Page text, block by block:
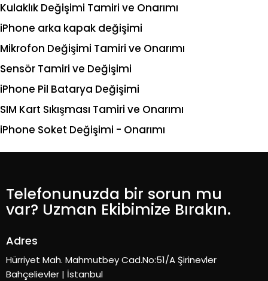
Kulaklık Değişimi Tamiri ve Onarımı
iPhone arka kapak değişimi
Mikrofon Değişimi Tamiri ve Onarımı
Sensör Tamiri ve Değişimi
iPhone Pil Batarya Değişimi
SIM Kart Sıkışması Tamiri ve Onarımı
iPhone Soket Değişimi - Onarımı
Telefonunuzda bir sorun mu
var? Uzman Ekibimize Bırakın.
Adres
Hürriyet Mah. Mahmutbey Cad.No:51/A Şirinevler
Bahçelievler | İstanbul